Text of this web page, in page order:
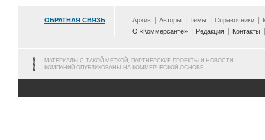
ОБРАТНАЯ СВЯЗЬ Архив Авторы Темы Справочники
О «Коммерсанте»
Редакция Контакты
МАТЕРИАЛЫ С ТАКОЙ МЕТКОЙ, ПАРТНЕРСКИЕ ПРОЕКТЫ И НОВОСТИ
КОМПАНИЙ ОПУБЛИКОВАНЫ НА КОММЕРЧЕСКОЙ ОСНОВЕ